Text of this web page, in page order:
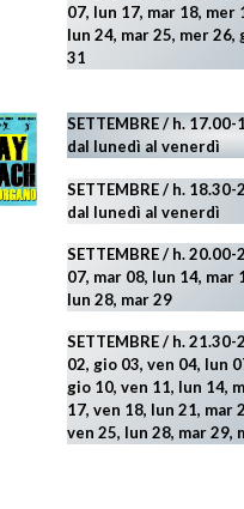
07, lun 17, mar 18, mer
lun 24, mar 25, mer 26,
31
SETTEMBRE / h.
dal lunedì al venerdì
SETTEMBRE / h.
dal lunedì al venerdì
SETTEMBRE / h.
07, mar 08, lun 14, mar
lun 28, mar 29
SETTEMBRE / h. 21.30-
02, gio 03, ven 04, lun
gio 10, ven 11, lun 14,
17, ven 18, lun 21, mar
ven 25, lun 28, mar 29,